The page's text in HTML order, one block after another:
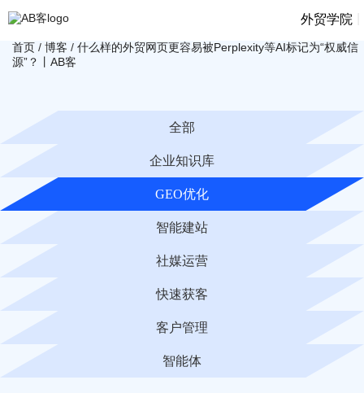
外贸学院
首页 / 博客 / 什么样的外贸网页更容易被Perplexity等AI标记为“权威信
源”？丨AB客
全部
企业知识库
GEO优化
智能建站
社媒运营
快速获客
客户管理
智能体